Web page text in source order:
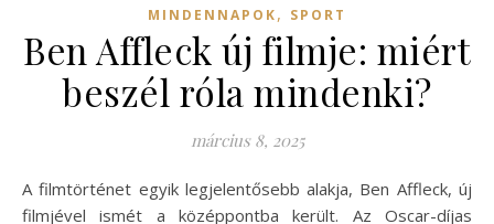
MINDENNAPOK, SPORT
Ben Affleck új filmje: miért
beszél róla mindenki?
március 8, 2025
A filmtörténet egyik legjelentősebb alakja, Ben Affleck, új
filmjével ismét a középpontba került. Az Oscar-díjas